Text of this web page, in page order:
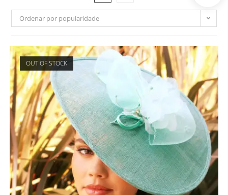
Ordenar por popularidade
OUT OF STOCK